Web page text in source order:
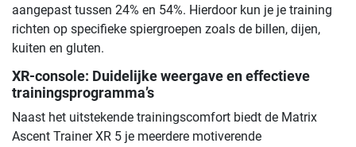
aangepast tussen 24% en 54%. Hierdoor kun je je training
richten op specifieke spiergroepen zoals de billen, dijen,
kuiten en gluten.
XR-console: Duidelijke weergave en effectieve
trainingsprogramma’s
Naast het uitstekende trainingscomfort biedt de Matrix
Ascent Trainer XR 5 je meerdere motiverende